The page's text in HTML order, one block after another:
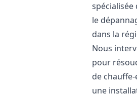
le
dans la
Nous
pour
de
une